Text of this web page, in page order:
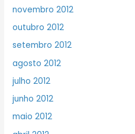
novembro 2012
outubro 2012
setembro 2012
agosto 2012
julho 2012
junho 2012
maio 2012